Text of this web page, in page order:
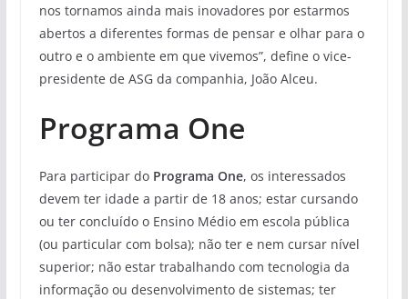
nos tornamos ainda mais inovadores por estarmos
abertos a diferentes formas de pensar e olhar para o
outro e o ambiente em que vivemos”, define o vice-
presidente de ASG da companhia, João Alceu.
Programa One
Para participar do Programa One, os interessados
devem ter idade a partir de 18 anos; estar cursando
ou ter concluído o Ensino Médio em escola pública
(ou particular com bolsa); não ter e nem cursar nível
superior; não estar trabalhando com tecnologia da
informação ou desenvolvimento de sistemas; ter